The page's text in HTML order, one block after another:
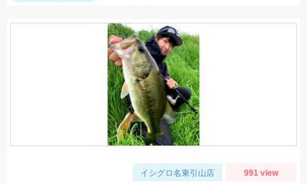
イシグロ名東引山店 991 view